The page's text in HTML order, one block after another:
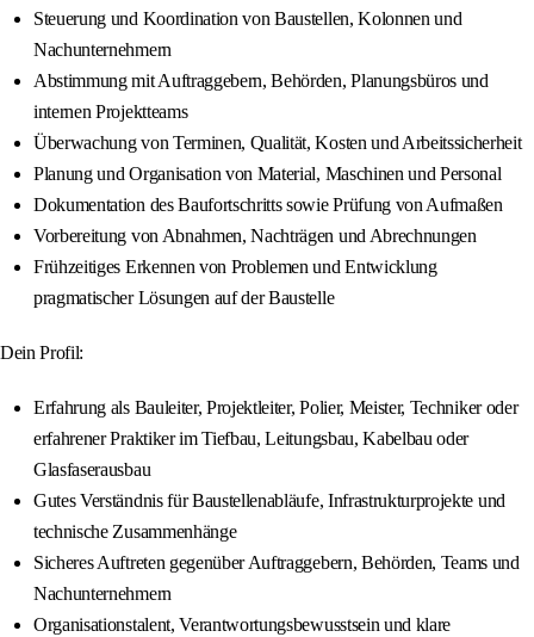
Steuerung und Koordination von Baustellen, Kolonnen und
Nachunternehmern
Abstimmung mit Auftraggebern, Behörden, Planungsbüros und
internen Projektteams
Überwachung von Terminen, Qualität, Kosten und Arbeitssicherheit
Planung und Organisation von Material, Maschinen und Personal
Dokumentation des Baufortschritts sowie Prüfung von Aufmaßen
Vorbereitung von Abnahmen, Nachträgen und Abrechnungen
Frühzeitiges Erkennen von Problemen und Entwicklung
pragmatischer Lösungen auf der Baustelle
Dein Profil:
Erfahrung als Bauleiter, Projektleiter, Polier, Meister, Techniker oder
erfahrener Praktiker im Tiefbau, Leitungsbau, Kabelbau oder
Glasfaserausbau
Gutes Verständnis für Baustellenabläufe, Infrastrukturprojekte und
technische Zusammenhänge
Sicheres Auftreten gegenüber Auftraggebern, Behörden, Teams und
Nachunternehmern
Organisationstalent, Verantwortungsbewusstsein und klare